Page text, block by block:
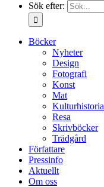
Sök efter:
Böcker
Nyheter
Design
Fotografi
Konst
Mat
Kulturhistoria
Resa
Skrivböcker
Trädgård
Författare
Pressinfo
Aktuellt
Om oss